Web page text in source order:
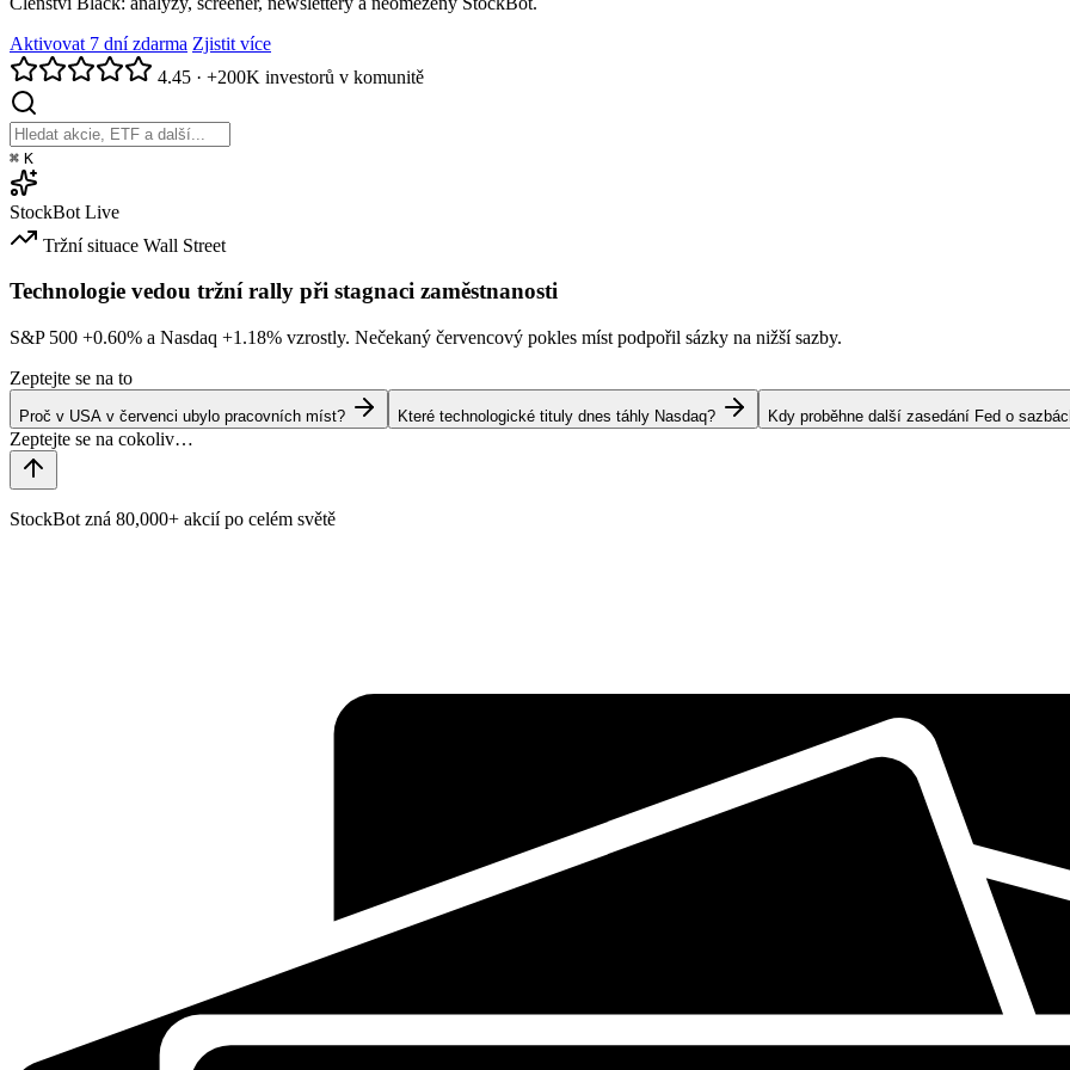
Aktivovat 7 dní zdarma Zjistit více
4.45 · +200K investorů v komunitě
⌘ K
StockBot Live
Tržní situace Wall Street
Technologie vedou tržní rally při stagnaci zaměstnanosti
S&P 500 +0.60% a Nasdaq +1.18% vzrostly. Nečekaný červencový pokles míst podpořil sázky na nižší sazby.
Zeptejte se na to
Proč v USA v červenci ubylo pracovních míst? Které technologické tituly dnes táhly Nasdaq? Kdy proběhne další zasedání Fed o
StockBot zná 80,000+ akcií po celém světě